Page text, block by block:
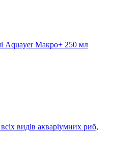
Aquayer Макро+ 250 мл
видів акваріумних риб,